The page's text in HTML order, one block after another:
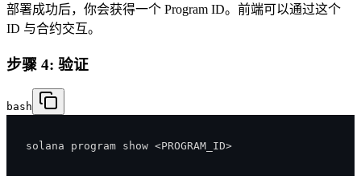
部署成功后，你会获得一个 Program ID。前端可以通过这个
ID 与合约交互。
步骤 4: 验证
bash
solana program show <PROGRAM_ID>